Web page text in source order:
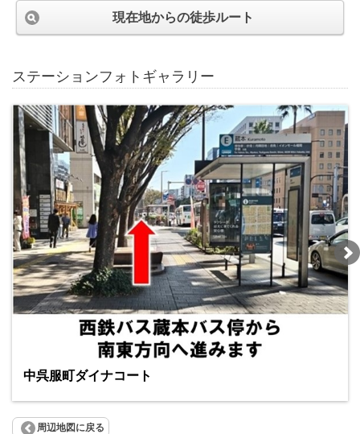
現在地からの徒歩ルート
ステーションフォトギャラリー
中呉服町ダイナコート
周辺地図に戻る